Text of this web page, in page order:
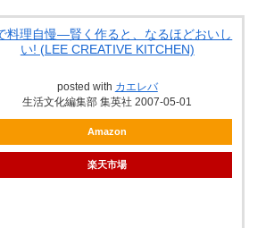
料理自慢―賢く作ると、なるほどおいし
い! (LEE CREATIVE KITCHEN)
posted with カエレバ
生活文化編集部 集英社 2007-05-01
Amazon
楽天市場